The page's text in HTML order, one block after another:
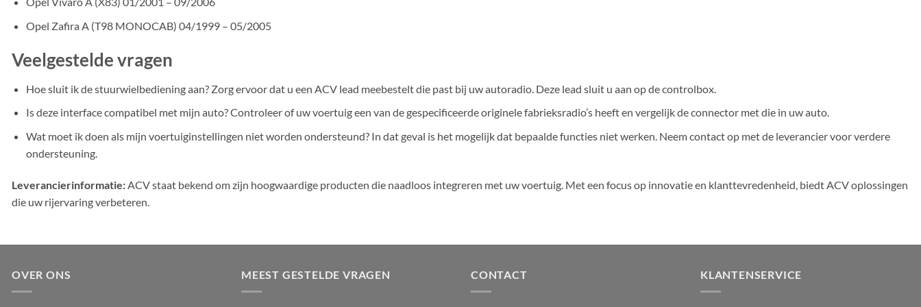
Opel Zafira A (T98 MONOCAB) 04/1999 – 05/2005
Veelgestelde vragen
Hoe sluit ik de stuurwielbediening aan? Zorg ervoor dat u een ACV lead meebestelt die past bij uw autoradio. Deze lead sluit u aan op de controlbox.
Is deze interface compatibel met mijn auto? Controleer of uw voertuig een van de gespecificeerde originele fabrieksradio’s heeft en vergelijk de connector met die in uw auto.
Wat moet ik doen als mijn voertuiginstellingen niet worden ondersteund? In dat geval is het mogelijk dat bepaalde functies niet werken. Neem contact op met de leverancier voor verdere
ondersteuning.
Leverancierinformatie: ACV staat bekend om zijn hoogwaardige producten die naadloos integreren met uw voertuig. Met een focus op innovatie en klanttevredenheid, biedt ACV oplossingen
die uw rijervaring verbeteren.
OVER ONS MEEST GESTELDE VRAGEN CONTACT KLANTENSERVICE